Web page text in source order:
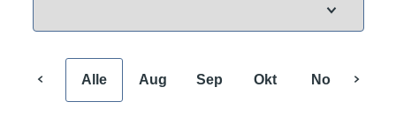
Alle Aug Sep Okt Nov